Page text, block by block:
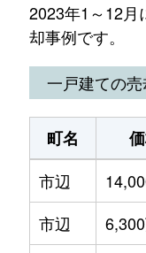
2023年1～12月
却事例です。
一戸建ての
町名
市辺
市辺